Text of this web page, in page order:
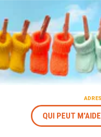
QUI PEUT